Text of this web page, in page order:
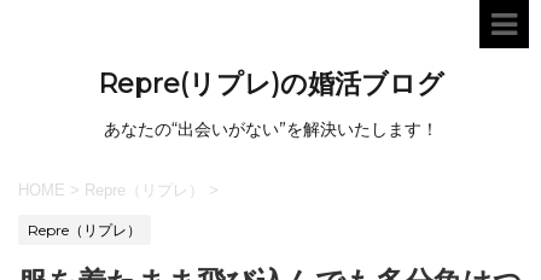
Repre(リプレ)の婚活ブログ
あなたの“出会いがない”を解決いたします！
HOME > Repre（リプレ） >
Repre（リプレ）